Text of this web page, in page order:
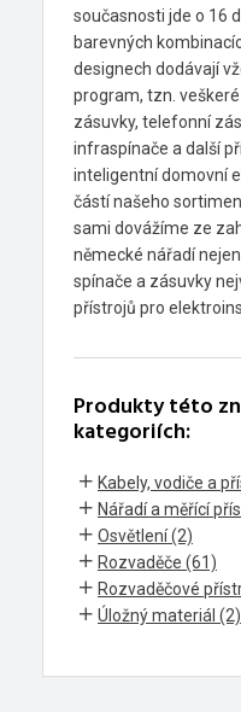
současnosti jde o 16
barevných
designech dodávají
program, tzn.
zásuvky, telefonní
infraspínače a další
inteligentní domovní
částí našeho
sami dovážíme ze
německé nářadí
spínače a zásuvky
přístrojů pro
Produkty této
kategoriích:
Kabely, vodiče a
Nářadí a měřící
Osvětlení (2)
Rozvaděče (61)
Rozvaděčové
Úložný materiál (2)